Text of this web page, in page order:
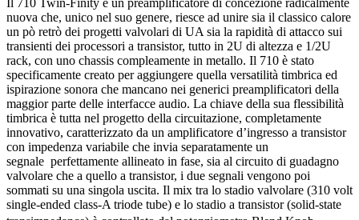
nuova che, unico nel suo genere, riesce ad unire sia il classico calore
un pò retrò dei progetti valvolari di UA sia la rapidità di attacco sui
transienti dei processori a transistor, tutto in 2U di altezza e 1/2U
rack, con uno chassis compleamente in metallo. Il 710 è stato
specificamente creato per aggiungere quella versatilità timbrica ed
ispirazione sonora che mancano nei generici preamplificatori della
maggior parte delle interfacce audio. La chiave della sua flessibilità
timbrica è tutta nel progetto della circuitazione, completamente
innovativo, caratterizzato da un amplificatore d’ingresso a transistor
con impedenza variabile che invia separatamente un
segnale perfettamente allineato in fase, sia al circuito di guadagno
valvolare che a quello a transistor, i due segnali vengono poi
sommati su una singola uscita. Il mix tra lo stadio valvolare (310 volt
single-ended class-A triode tube) e lo stadio a transistor (solid-state